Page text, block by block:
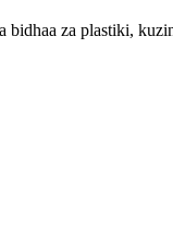
bidhaa za plastiki,